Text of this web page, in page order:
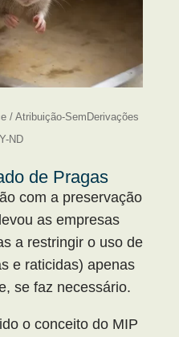
/ Atribuição-SemDerivações
ND
de Pragas
com a preservação
as empresas
a restringir o uso de
e raticidas) apenas
se faz necessário.
o conceito do MIP